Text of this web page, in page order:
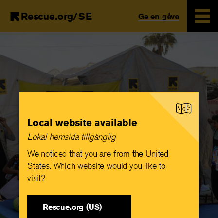
to
content
Rescue.org/SE Ge en gåva
Local website available
Lokal hemsida tillgänglig
We noticed that you are from the United
States. Which website would you like to
visit?
Rescue.org (US)